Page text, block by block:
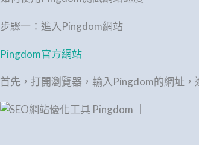
步驟一：進入Pingdom網站
Pingdom官方網站
首先，打開瀏覽器，輸入Pingdom的網址